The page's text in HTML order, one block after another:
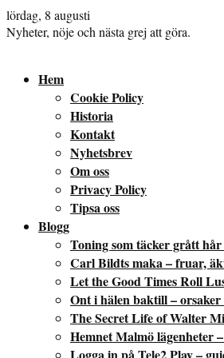
lördag, 8 augusti
Nyheter, nöje och nästa grej att göra.
Hem
Cookie Policy
Historia
Kontakt
Nyhetsbrev
Om oss
Privacy Policy
Tipsa oss
Blogg
Toning som täcker grått
Carl Bildts maka – fruar,
Let the Good Times Roll
Ont i hälen baktill –
The Secret Life of Walter
Hemnet Malmö lägenheter